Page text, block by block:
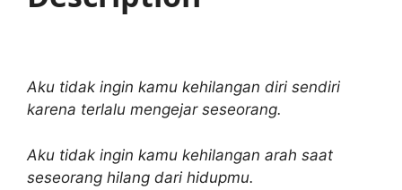
Aku tidak ingin kamu kehilangan diri sendiri
karena terlalu mengejar seseorang.
Aku tidak ingin kamu kehilangan arah saat
seseorang hilang dari hidupmu.